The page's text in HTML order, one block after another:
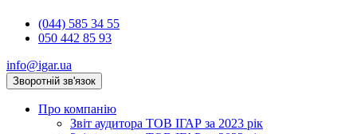
(044) 585 34 55
050 442 85 93
info@igar.ua
Зворотній зв'язок
Про компанію
Звіт аудитора ТОВ ІГАР за 2023 рік